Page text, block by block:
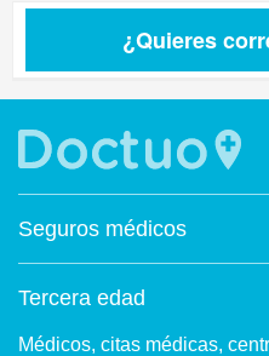
¿Quieres
Seguros médicos
Tercera edad
Médicos, citas médicas,